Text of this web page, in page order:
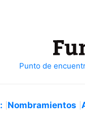
Nombramientos